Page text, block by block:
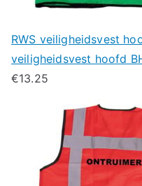
RWS veiligheidsvest
veiligheidsvest hoofd
€13.25